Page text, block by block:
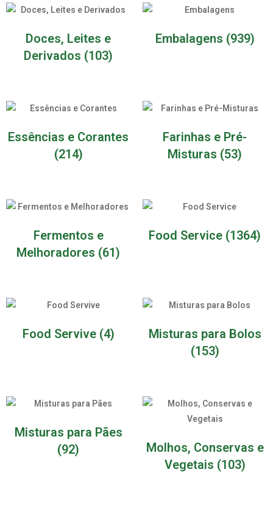
Doces, Leites e
Derivados (103)
Embalagens (939)
Essências e Corantes
(214)
Farinhas e Pré-
Misturas (53)
Fermentos e
Melhoradores (61)
Food Service (1364)
Food Servive (4)
Misturas para Bolos
(153)
Misturas para Pães
(92)
Molhos, Conservas e
Vegetais (103)